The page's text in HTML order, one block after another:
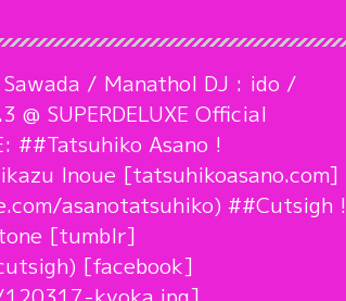
/ Manathol DJ : ido /
SUPERDELUXE Official
##Tatsuhiko Asano !
Inoue [tatsuhikoasano.com]
asanotatsuhiko) ##Cutsigh !
[tumblr]
[facebook]